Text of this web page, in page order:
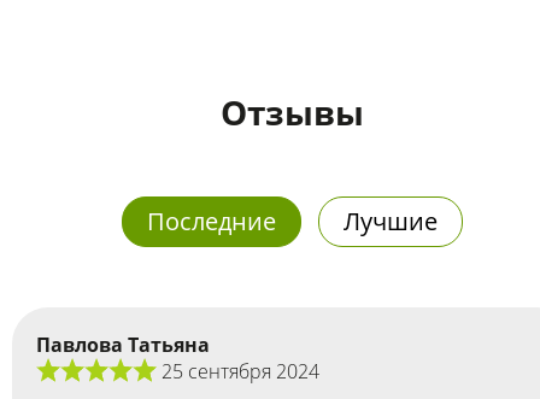
Отзывы
Последние Лучшие
Павлова Татьяна
25 сентября 2024